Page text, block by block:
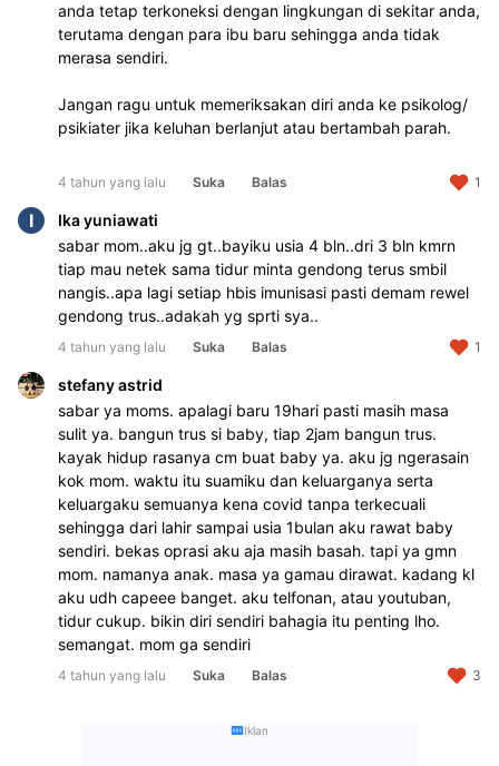
anda tetap terkoneksi dengan lingkungan di sekitar anda,
terutama dengan para ibu baru sehingga anda tidak
merasa sendiri.
Jangan ragu untuk memeriksakan diri anda ke psikolog/
psikiater jika keluhan berlanjut atau bertambah parah.
4 tahun yang lalu Suka Balas 1
I
Ika yuniawati
sabar mom..aku jg gt..bayiku usia 4 bln..dri 3 bln kmrn
tiap mau netek sama tidur minta gendong terus smbil
nangis..apa lagi setiap hbis imunisasi pasti demam rewel
gendong trus..adakah yg sprti sya..
4 tahun yang lalu Suka Balas 1
stefany astrid
sabar ya moms. apalagi baru 19hari pasti masih masa
sulit ya. bangun trus si baby, tiap 2jam bangun trus.
kayak hidup rasanya cm buat baby ya. aku jg ngerasain
kok mom. waktu itu suamiku dan keluarganya serta
keluargaku semuanya kena covid tanpa terkecuali
sehingga dari lahir sampai usia 1bulan aku rawat baby
sendiri. bekas oprasi aku aja masih basah. tapi ya gmn
mom. namanya anak. masa ya gamau dirawat. kadang kl
aku udh capeee banget. aku telfonan, atau youtuban,
tidur cukup. bikin diri sendiri bahagia itu penting lho.
semangat. mom ga sendiri
4 tahun yang lalu Suka Balas 3
Iklan